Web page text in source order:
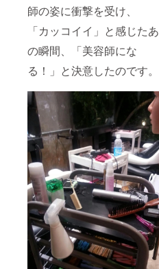
師の姿に衝撃を受け、
「カッコイイ」と感じたあ
の瞬間、「美容師にな
る！」と決意したのです。